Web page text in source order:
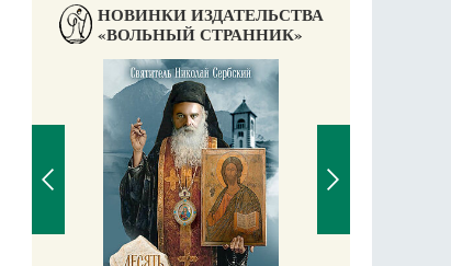
НОВИНКИ ИЗДАТЕЛЬСТВА
«ВОЛЬНЫЙ СТРАННИК»